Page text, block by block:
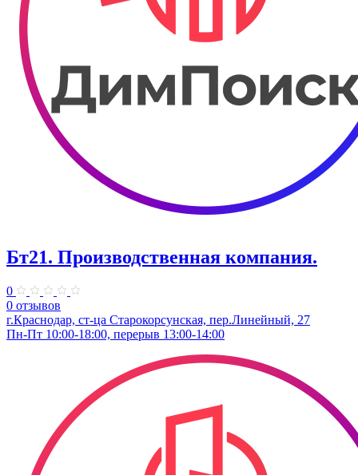
Бт21. Производственная компания.
0
0 отзывов
г.Краснодар, ст-ца Старокорсунская, пер.Линейный, 27
Пн-Пт 10:00-18:00, перерыв 13:00-14:00